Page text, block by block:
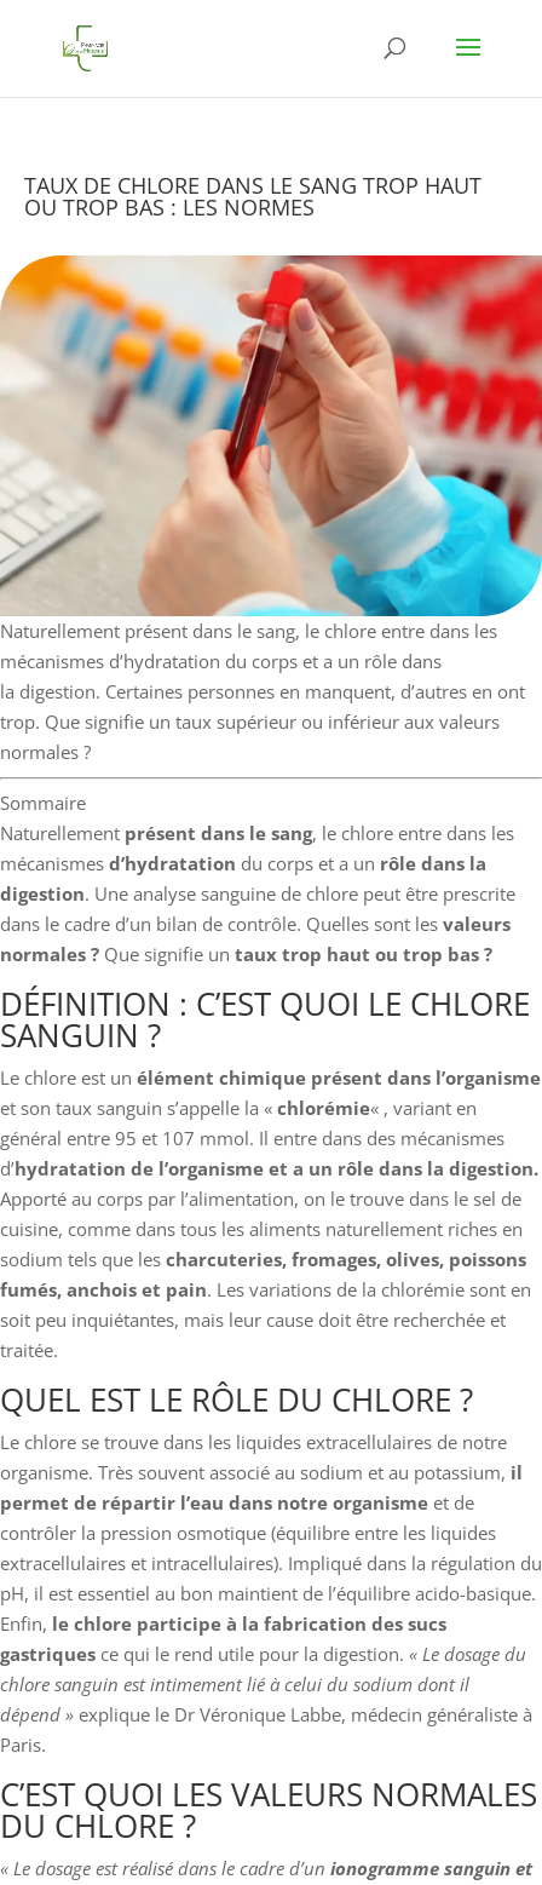
TAUX DE CHLORE DANS LE SANG TROP HAUT
OU TROP BAS : LES NORMES
Naturellement présent dans le sang, le chlore entre dans les
mécanismes d’hydratation du corps et a un rôle dans
la digestion. Certaines personnes en manquent, d’autres en ont
trop. Que signifie un taux supérieur ou inférieur aux valeurs
normales ?
Sommaire
Naturellement présent dans le sang, le chlore entre dans les
mécanismes d’hydratation du corps et a un rôle dans la
digestion. Une analyse sanguine de chlore peut être prescrite
dans le cadre d’un bilan de contrôle. Quelles sont les valeurs
normales ? Que signifie un taux trop haut ou trop bas ?
DÉFINITION : C’EST QUOI LE CHLORE
SANGUIN ?
Le chlore est un élément chimique présent dans l’organisme
et son taux sanguin s’appelle la « chlorémie« , variant en
général entre 95 et 107 mmol. Il entre dans des mécanismes
d’hydratation de l’organisme et a un rôle dans la digestion.
Apporté au corps par l’alimentation, on le trouve dans le sel de
cuisine, comme dans tous les aliments naturellement riches en
sodium tels que les charcuteries, fromages, olives, poissons
fumés, anchois et pain. Les variations de la chlorémie sont en
soit peu inquiétantes, mais leur cause doit être recherchée et
traitée.
QUEL EST LE RÔLE DU CHLORE ?
Le chlore se trouve dans les liquides extracellulaires de notre
organisme. Très souvent associé au sodium et au potassium, il
permet de répartir l’eau dans notre organisme et de
contrôler la pression osmotique (équilibre entre les liquides
extracellulaires et intracellulaires). Impliqué dans la régulation du
pH, il est essentiel au bon maintient de l’équilibre acido-basique.
Enfin, le chlore participe à la fabrication des sucs
gastriques ce qui le rend utile pour la digestion. « Le dosage du
chlore sanguin est intimement lié à celui du sodium dont il
dépend » explique le Dr Véronique Labbe, médecin généraliste à
Paris.
C’EST QUOI LES VALEURS NORMALES
DU CHLORE ?
« Le dosage est réalisé dans le cadre d’un ionogramme sanguin et